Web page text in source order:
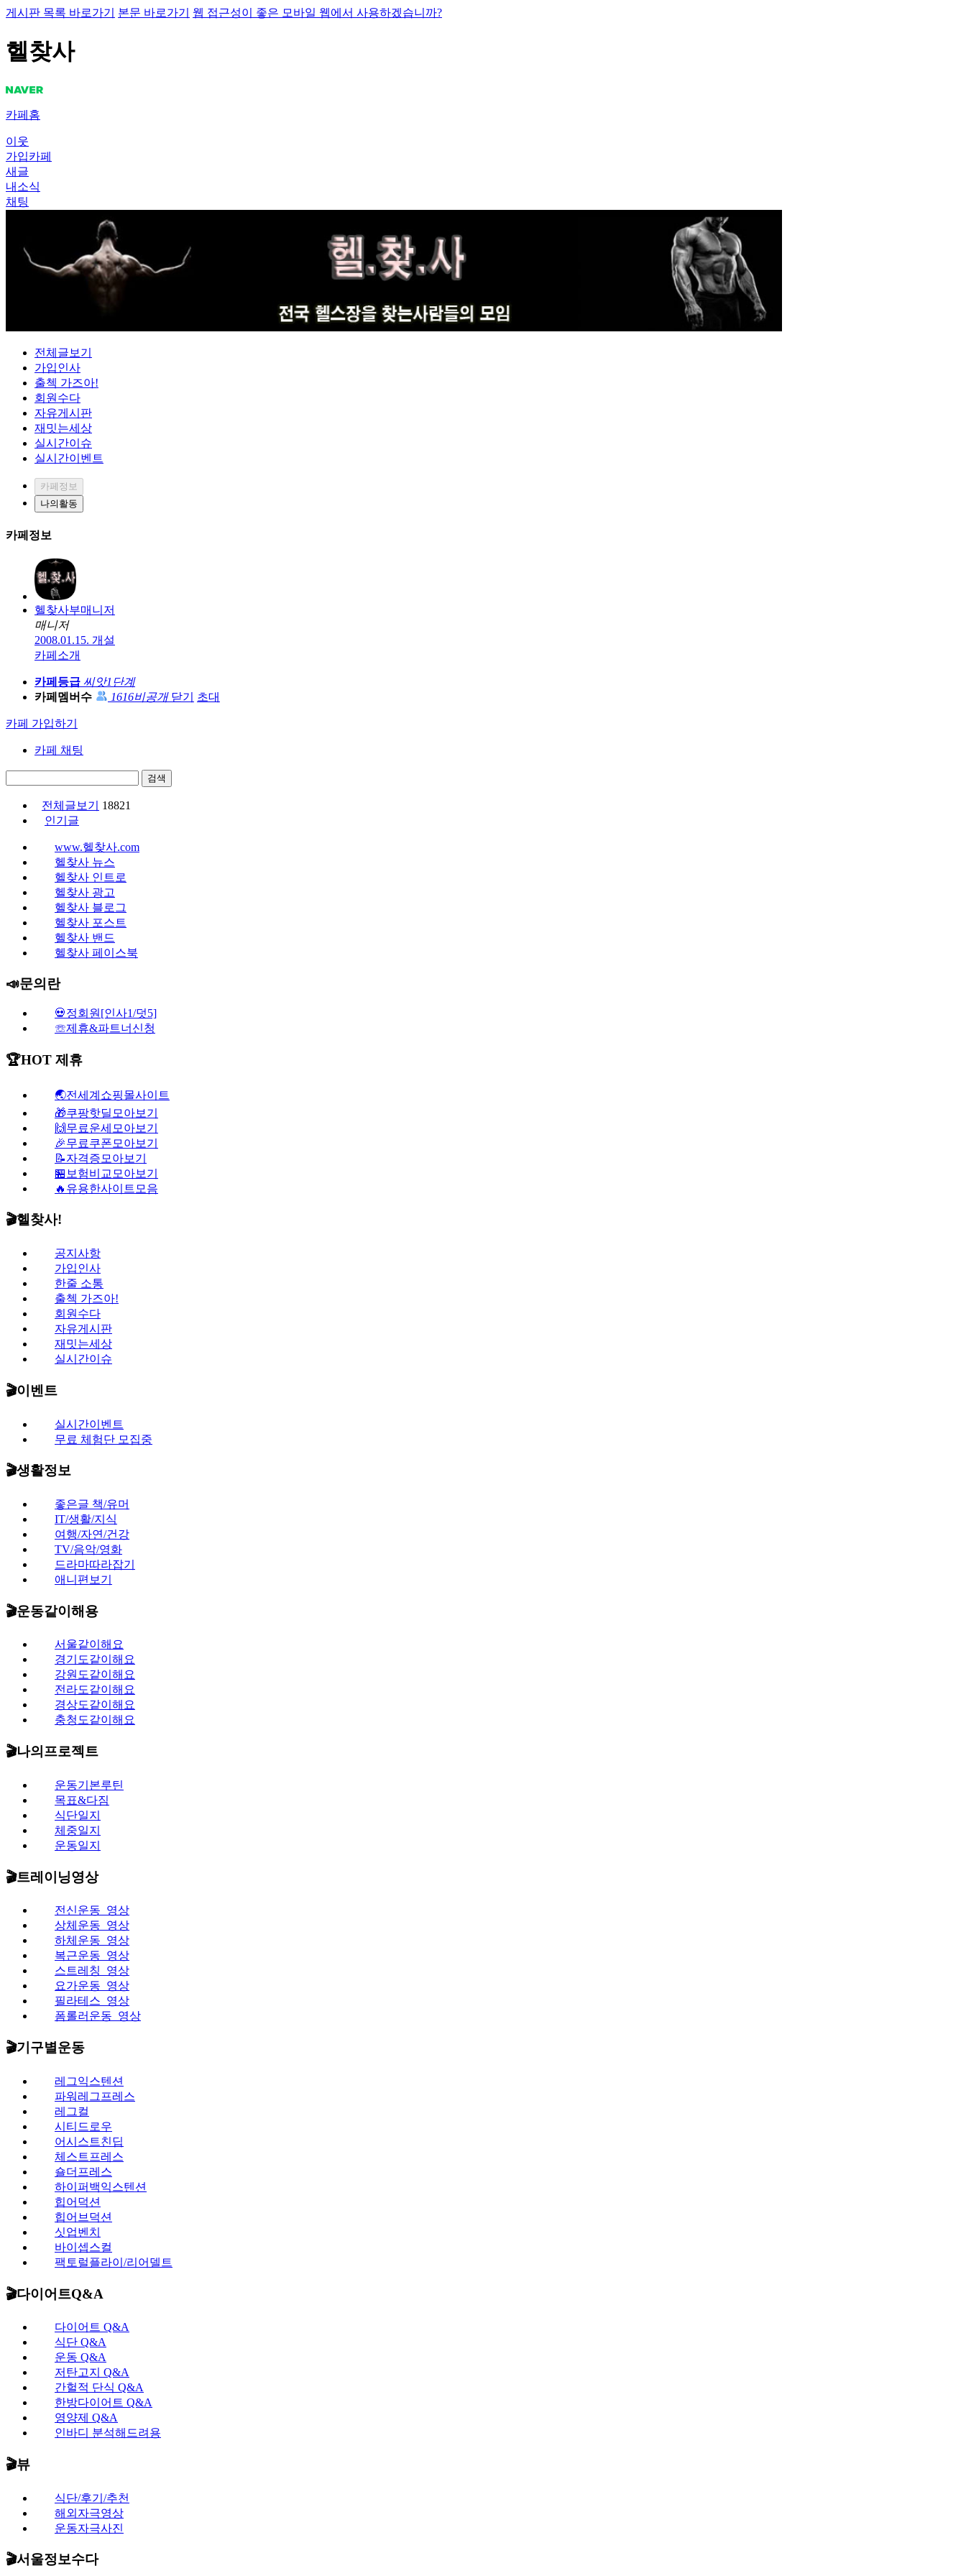
게시판 목록 바로가기 본문 바로가기 웹 접근성이 좋은 모바일 웹에서 사용하겠습니까?
헬찾사
카페홈
이웃
가입카페
새글
내소식
채팅
전체글보기
가입인사
출첵 가즈아!
회원수다
자유게시판
재밋는세상
실시간이슈
실시간이벤트
카페정보
나의활동
카페정보
헬찾사부매니저
매니저
2008.01.15. 개설
카페소개
카페등급 씨앗1단계
카페멤버수
1616비공개 닫기 초대
카페 가입하기
카페 채팅
검색
전체글보기
18821
인기글
www.헬찾사.com
헬찾사 뉴스
헬찾사 인트로
헬찾사 광고
헬찾사 블로그
헬찾사 포스트
헬찾사 밴드
헬찾사 페이스북
📣문의란
💀정회원[인사1/덧5]
☏제휴&파트너신청
🏆HOT 제휴
🌏전세계쇼핑몰사이트
🎁쿠팡핫딜모아보기
🙌무료운세모아보기
🎉무료쿠폰모아보기
📝자격증모아보기
🏪보험비교모아보기
🔥유용한사이트모음
🎬헬찾사!
공지사항
가입인사
한줄 소통
출첵 가즈아!
회원수다
자유게시판
재밋는세상
실시간이슈
🎬이벤트
실시간이벤트
무료 체험단 모집중
🎬생활정보
좋은글 책/유머
IT/생활/지식
여행/자연/건강
TV/음악/영화
드라마따라잡기
애니편보기
🎬운동같이해용​
서울같이해요
경기도같이해요
강원도같이해요
전라도같이해요
경상도같이해요
충청도같이해요
🎬나의프로젝트
운동기본루틴
목표&다짐
식단일지
체중일지
운동일지
🎬트레이닝영상
전신운동_영상
상체운동_영상
하체운동_영상
복근운동_영상
스트레칭_영상
요가운동_영상
필라테스_영상
폼롤러운동_영상
🎬기구별운동
레그익스텐션
파워레그프레스
레그컬
시티드로우
어시스트친딥
체스트프레스
숄더프레스
하이퍼백익스텐션
힙어덕션
힙어브덕션
싯업벤치
바이셉스컬
팩토럴플라이/리어델트
🎬다이어트Q&A
다이어트 Q&A
식단 Q&A
운동 Q&A
저탄고지 Q&A
간헐적 단식 Q&A
한방다이어트 Q&A
영양제 Q&A
인바디 분석해드려용
🎬뷰
식단/후기/추천
해외자극영상
운동자극사진
🎬서울정보수다​